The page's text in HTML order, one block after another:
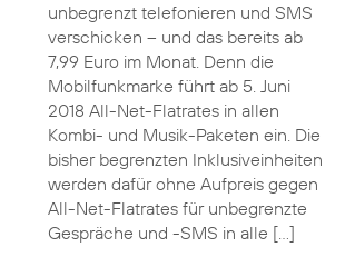
unbegrenzt telefonieren und SMS
verschicken – und das bereits ab
7,99 Euro im Monat. Denn die
Mobilfunkmarke führt ab 5. Juni
2018 All-Net-Flatrates in allen
Kombi- und Musik-Paketen ein. Die
bisher begrenzten Inklusiveinheiten
werden dafür ohne Aufpreis gegen
All-Net-Flatrates für unbegrenzte
Gespräche und -SMS in alle […]